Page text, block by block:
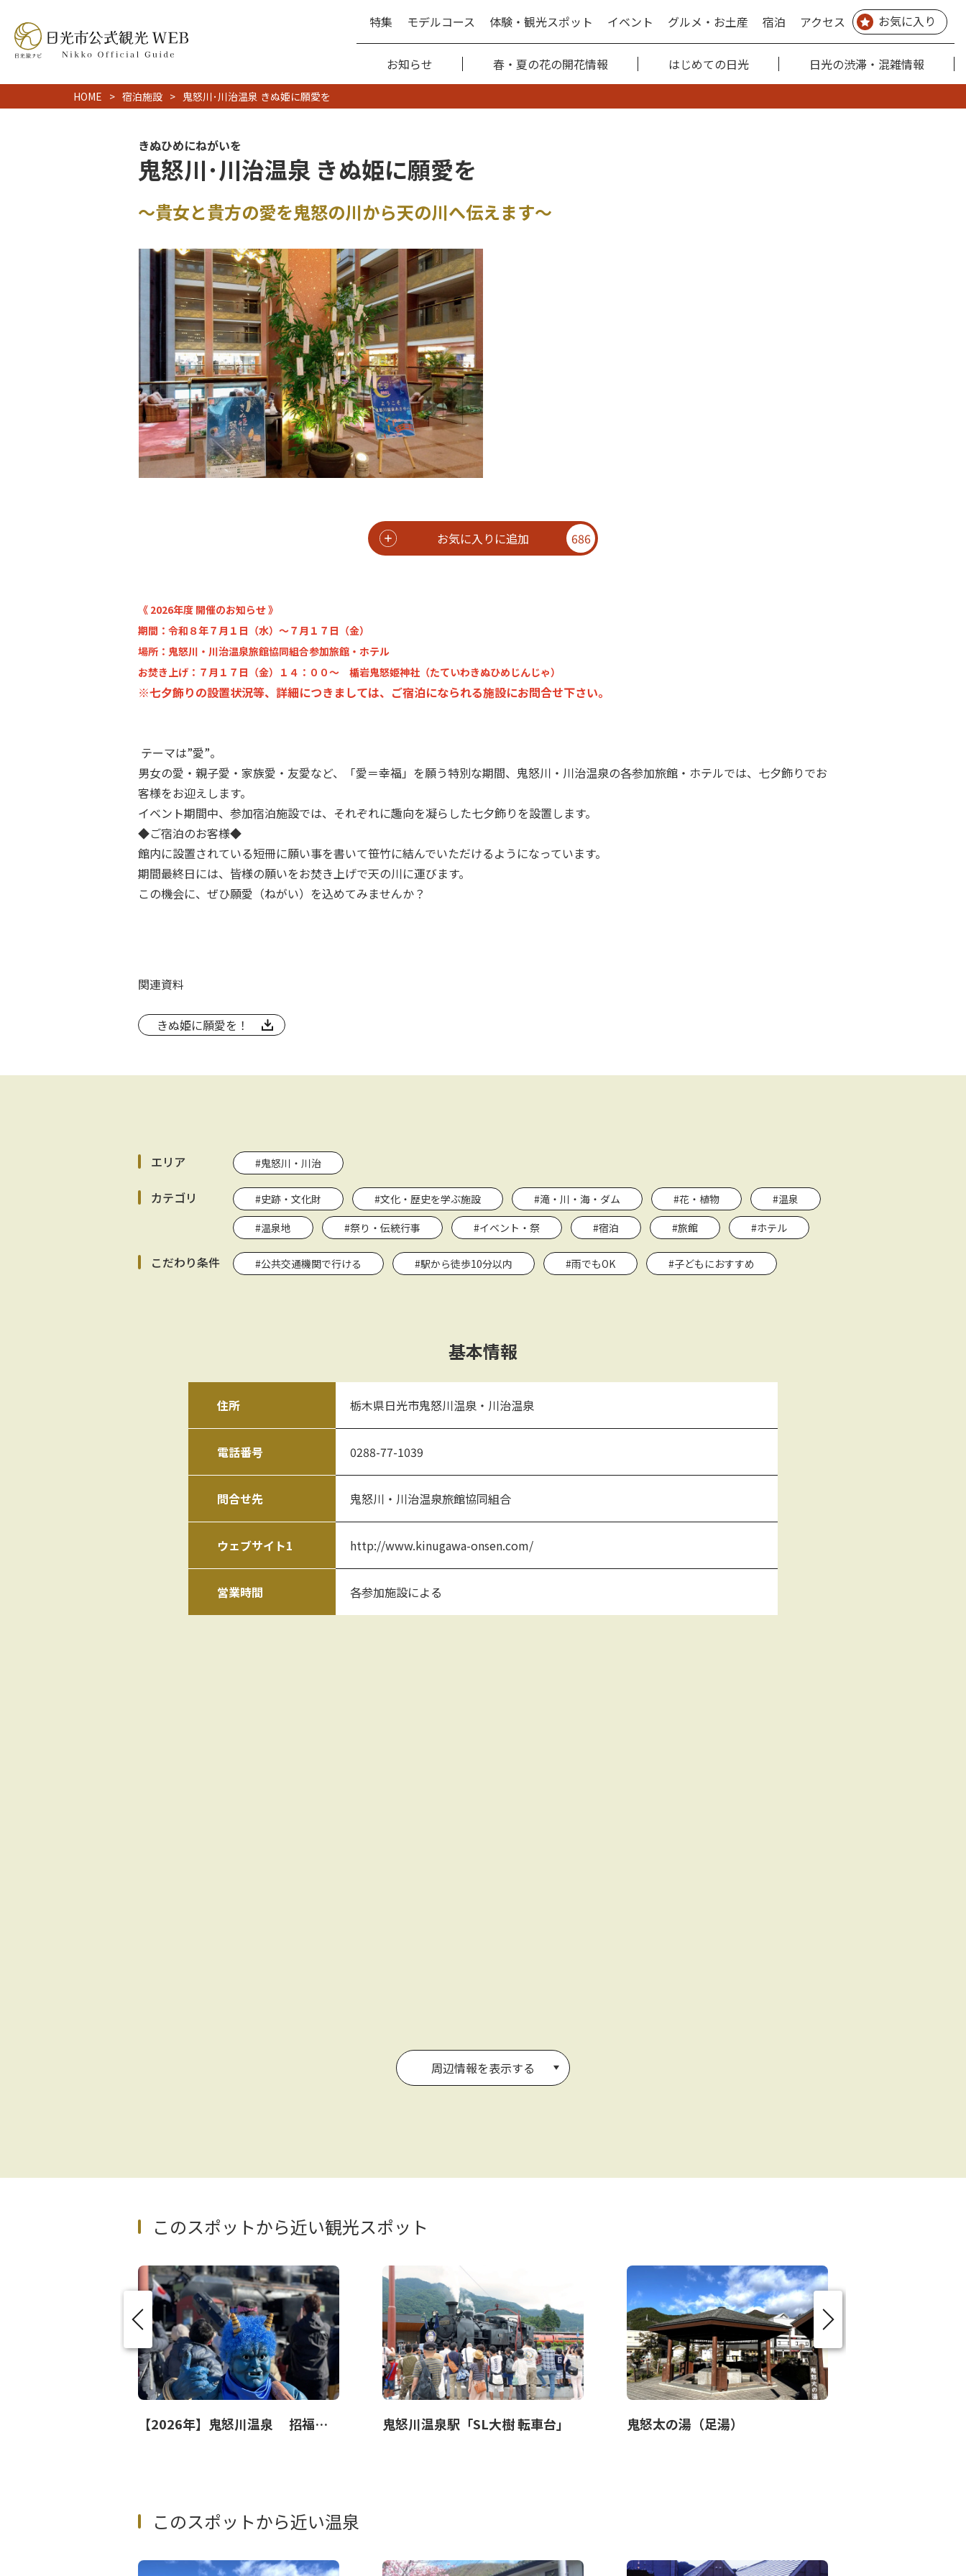
特集 モデルコース 体験・観光スポット イベント グルメ・お土産 宿泊 アクセス お気に入り
お知らせ 春・夏の花の開花情報 はじめての日光 日光の渋滞・混雑情報
HOME 宿泊施設 鬼怒川･川治温泉 きぬ姫に願愛を
きぬひめにねがいを
鬼怒川･川治温泉 きぬ姫に願愛を
～貴女と貴方の愛を鬼怒の川から天の川へ伝えます～
お気に入りに追加 686
《 2026年度 開催のお知らせ 》
期間：令和８年７月１日（水）～７月１７日（金）
場所：鬼怒川・川治温泉旅館協同組合参加旅館・ホテル
お焚き上げ：７月１７日（金）１４：００～ 楯岩鬼怒姫神社（たていわきぬひめじんじゃ）
※七夕飾りの設置状況等、詳細につきましては、ご宿泊になられる施設にお問合せ下さい。
テーマは”愛”。
男女の愛・親子愛・家族愛・友愛など、「愛＝幸福」を願う特別な期間、鬼怒川・川治温泉の各参加旅館・ホテルでは、七夕飾りでお
客様をお迎えします。
イベント期間中、参加宿泊施設では、それぞれに趣向を凝らした七夕飾りを設置します。
◆ご宿泊のお客様◆
館内に設置されている短冊に願い事を書いて笹竹に結んでいただけるようになっています。
期間最終日には、皆様の願いをお焚き上げで天の川に運びます。
この機会に、ぜひ願愛（ねがい）を込めてみませんか？
関連資料
きぬ姫に願愛を！
エリア #鬼怒川・川治
カテゴリ #史跡・文化財 #文化・歴史を学ぶ施設 #滝・川・海・ダム #花・植物
#温泉
#温泉地
#祭り・伝統行事 #イベント・祭 #宿泊 #旅館 #ホテル
こだわり条件 #公共交通機関で行ける #駅から徒歩10分以内 #雨でもOK #子どもにおすすめ
基本情報
住所 栃木県日光市鬼怒川温泉・川治温泉
電話番号 0288-77-1039
問合せ先 鬼怒川・川治温泉旅館協同組合
ウェブサイト1 http://www.kinugawa-onsen.com/
営業時間 各参加施設による
周辺情報を表示する
このスポットから近い観光スポット
【2026年】鬼怒川温泉 招福鬼まつり 鬼怒川温泉駅「SL大樹 転車台」 鬼怒太の湯（足湯）
このスポットから近い温泉